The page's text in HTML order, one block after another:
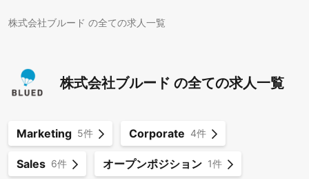
株式会社ブルード の全ての求人一覧
株式会社ブルード の全ての求人一覧
Marketing 5件 Corporate 4件
Sales 6件 オープンポジション 1件